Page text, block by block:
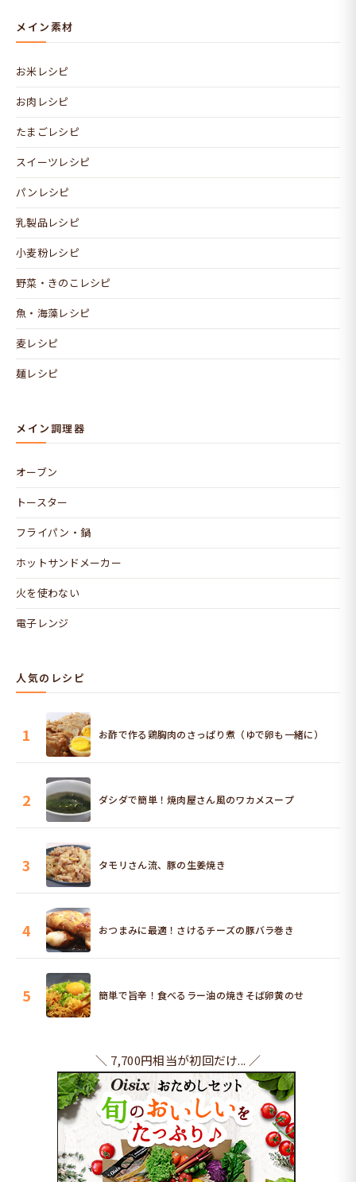
メイン素材
お米レシピ
お肉レシピ
たまごレシピ
スイーツレシピ
パンレシピ
乳製品レシピ
小麦粉レシピ
野菜・きのこレシピ
魚・海藻レシピ
麦レシピ
麺レシピ
メイン調理器
オーブン
トースター
フライパン・鍋
ホットサンドメーカー
火を使わない
電子レンジ
人気のレシピ
1 お酢で作る鶏胸肉のさっぱり煮（ゆで卵も一緒に）
2 ダシダで簡単！焼肉屋さん風のワカメスープ
3 タモリさん流、豚の生姜焼き
4 おつまみに最適！さけるチーズの豚バラ巻き
5 簡単で旨辛！食べるラー油の焼きそば卵黄のせ
＼ 7,700円相当が初回だけ... ／